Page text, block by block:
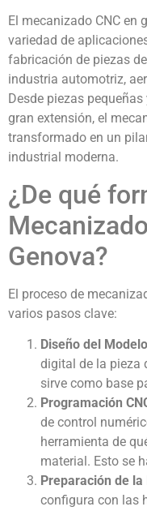
El mecanizado CNC en
variedad de
fabricación de piezas
industria automotriz,
Desde piezas
gran extensión, el
transformado en un
industrial moderna.
¿De qué
Genova?
El proceso de
varios pasos clave:
Diseño del
digital de la pieza
sirve como base
Programación
de control
herramienta de
material. Esto se
Preparación de la
configura con las